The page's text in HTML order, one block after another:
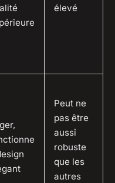
élevé
Peut ne
pas être
aussi
robuste
que les
autres